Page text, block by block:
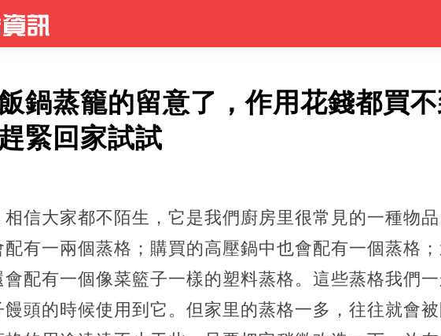
鍋蒸籠的留意了，作用花錢都買
緊回家試試
相信大家都不陌生，它是我們廚房里很常見的一種物
配有一兩個蒸格；購買的高壓鍋中也會配有一個蒸格
會配有一個像菜籃子一樣的塑料蒸格。這些蒸格我們
饅頭的時候使用到它。但家里的蒸格一多，往往就會